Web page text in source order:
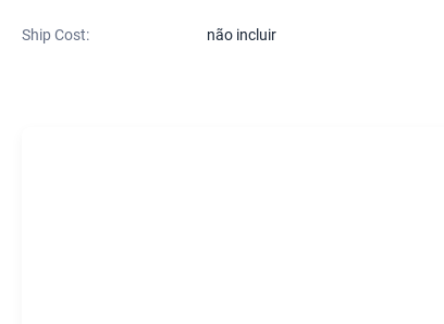
Ship Cost: não incluir